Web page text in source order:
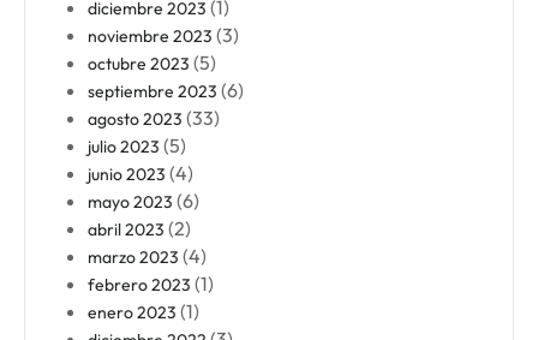
diciembre 2023 (1)
noviembre 2023 (3)
octubre 2023 (5)
septiembre 2023 (6)
agosto 2023 (33)
julio 2023 (5)
junio 2023 (4)
mayo 2023 (6)
abril 2023 (2)
marzo 2023 (4)
febrero 2023 (1)
enero 2023 (1)